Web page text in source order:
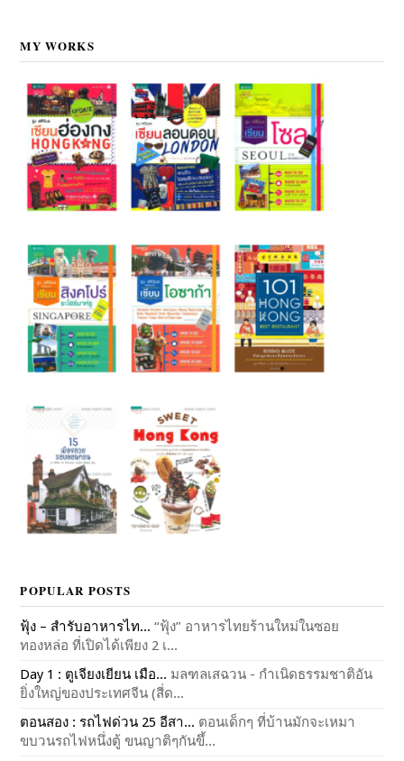
MY WORKS
POPULAR POSTS
ฟุ้ง – สำรับอาหารไท... “ฟุ้ง” อาหารไทยร้านใหม่ในซอย
ทองหล่อ ที่เปิดได้เพียง 2 เ...
Day 1 : ตูเจียงเยียน เมือ... มลฑลเสฉวน - กำเนิดธรรมชาติอัน
ยิ่งใหญ่ของประเทศจีน (สี่ด...
ตอนสอง : รถไฟด่วน 25 อีสา... ตอนเด็กๆ ที่บ้านมักจะเหมา
ขบวนรถไฟหนึ่งตู้ ขนญาติๆกันขึ้...